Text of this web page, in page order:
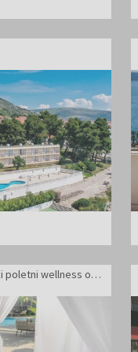
Hotel President Solin - Vrhunski poletni wellness oddih